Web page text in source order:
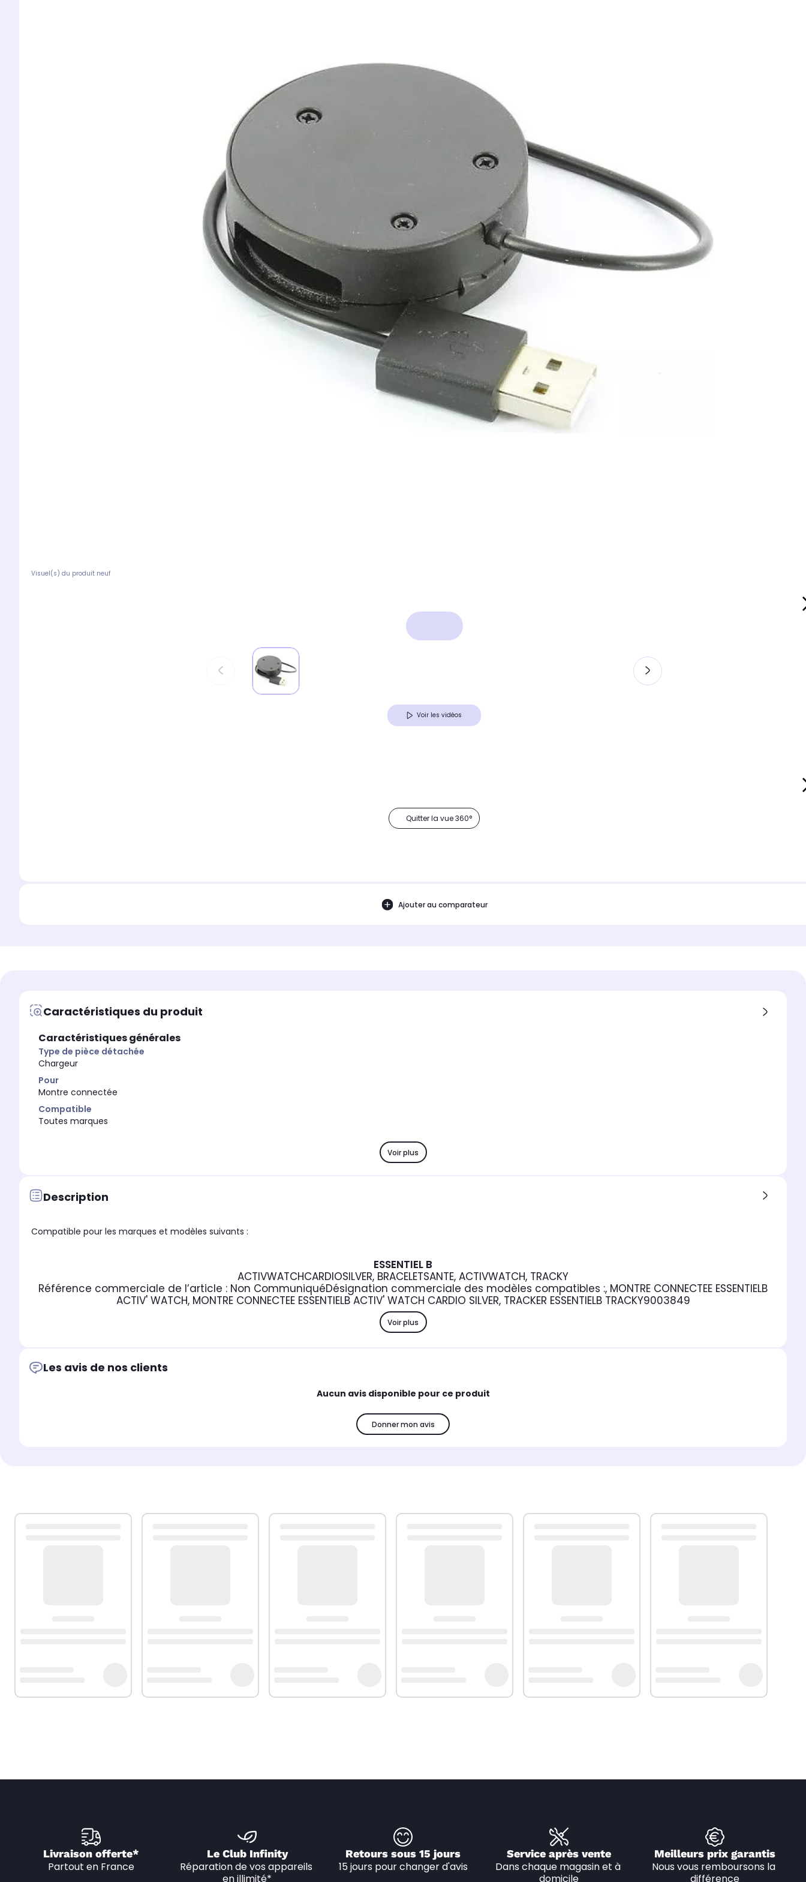
Visuel(s) du produit neuf
Voir les vidéos
Quitter la vue 360°
Ajouter au comparateur
Caractéristiques du produit
Caractéristiques générales
Type de pièce détachée
Chargeur
Pour
Montre connectée
Compatible
Toutes marques
Voir plus
Description
Compatible pour les marques et modèles suivants :
ESSENTIEL B
ACTIVWATCHCARDIOSILVER, BRACELETSANTE, ACTIVWATCH, TRACKY
Référence commerciale de l’article : Non CommuniquéDésignation commerciale des modèles compatibles :, MONTRE CONNECTEE ESSENTIELB
ACTIV' WATCH, MONTRE CONNECTEE ESSENTIELB ACTIV' WATCH CARDIO SILVER, TRACKER ESSENTIELB TRACKY9003849
Voir plus
Les avis de nos clients
Aucun avis disponible pour ce produit
Donner mon avis
Livraison offerte*
Partout en France
Le Club Infinity
Réparation de vos appareils
en illimité*
Retours sous 15 jours
15 jours pour changer d'avis
Service après vente
Dans chaque magasin et à
domicile
Meilleurs prix garantis
Nous vous remboursons la
différence